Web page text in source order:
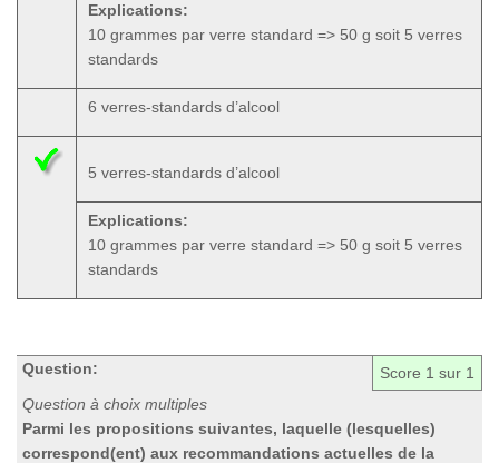
Explications:
10 grammes par verre standard => 50 g soit 5 verres
standards
6 verres-standards d’alcool
5 verres-standards d’alcool
Explications:
10 grammes par verre standard => 50 g soit 5 verres
standards
Score 1 sur 1
Question:
Question à choix multiples
Parmi les propositions suivantes, laquelle (lesquelles)
correspond(ent) aux recommandations actuelles de la